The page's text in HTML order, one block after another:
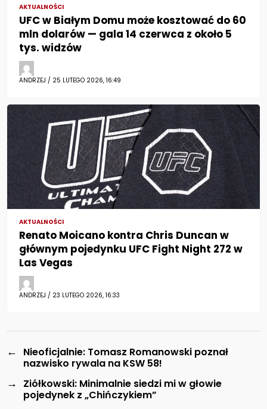
AKTUALNOŚCI
UFC w Białym Domu może kosztować do 60
mln dolarów — gala 14 czerwca z około 5
tys. widzów
ANDRZEJ / 25 LUTEGO 2026, 16:49
AKTUALNOŚCI
Renato Moicano kontra Chris Duncan w
głównym pojedynku UFC Fight Night 272 w
Las Vegas
ANDRZEJ / 23 LUTEGO 2026, 16:33
←
Nieoficjalnie: Tomasz Romanowski poznał
nazwisko rywala na KSW 58!
→
Ziółkowski: Minimalnie siedzi mi w głowie
pojedynek z „Chińczykiem”